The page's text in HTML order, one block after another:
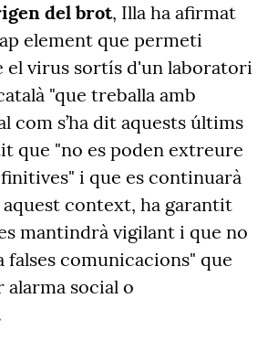
del brot, Illa ha afirmat
element que permeti
el virus sortís d'un laboratori
"que treballa amb
com s’ha dit aquests últims
que "no es poden extreure
i que es continuarà
context, ha garantit
mantindrà vigilant i que no
falses comunicacions" que
social o